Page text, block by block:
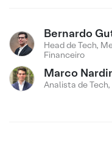
Bernardo
Head de Tech,
Financeiro
Marco
Analista de